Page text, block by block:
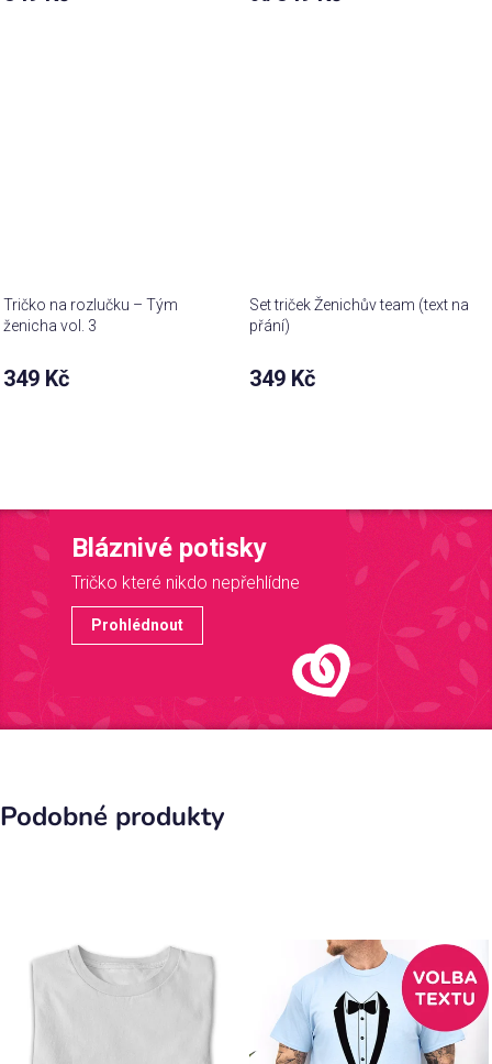
Tričko na rozlučku – Tým
ženicha vol. 3
349 Kč
Set triček Ženichův team (text na
přání)
349 Kč
Bláznivé potisky
Tričko které nikdo nepřehlídne
Prohlédnout
Podobné produkty